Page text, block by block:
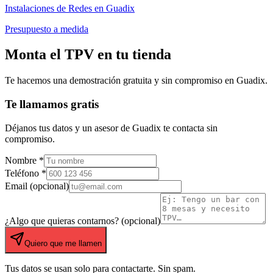
Instalaciones de Redes en Guadix
Presupuesto a medida
Monta el TPV en tu tienda
Te hacemos una demostración gratuita y sin compromiso en Guadix.
Te llamamos gratis
Déjanos tus datos y un asesor de Guadix te contacta sin
compromiso.
Nombre *
Teléfono *
Email (opcional)
¿Algo que quieras contarnos? (opcional)
Quiero que me llamen
Tus datos se usan solo para contactarte. Sin spam.